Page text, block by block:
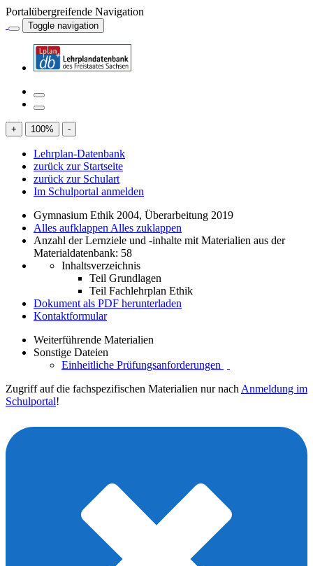
Portalübergreifende Navigation
Toggle navigation
+ 100% -
Lehrplan-Datenbank
zurück zur Startseite
zurück zur Schulart
Im Schulportal anmelden
Gymnasium Ethik 2004, Überarbeitung 2019
Alles aufklappen Alles zuklappen
Anzahl der Lernziele und -inhalte mit Materialien aus der
Materialdatenbank: 58
Inhaltsverzeichnis
Teil Grundlagen
Teil Fachlehrplan Ethik
Dokument als PDF herunterladen
Kontaktformular
Weiterführende Materialien
Sonstige Dateien
Einheitliche Prüfungsanforderungen
Zugriff auf die fachspezifischen Materialien nur nach Anmeldung im
Schulportal!